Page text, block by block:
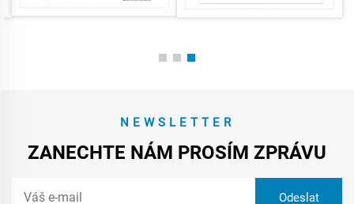
NEWSLETTER
ZANECHTE NÁM PROSÍM ZPRÁVU